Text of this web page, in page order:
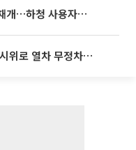
현대차·기아, 이번 주 임단협 재개…하청 사용자성 재심도 ‘변수’
1호선 용산역 상행선, 전장연 시위로 열차 무정차 운행